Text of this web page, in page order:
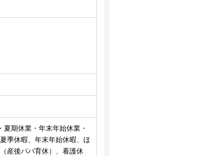
期休業・年末年始休業・
季休暇、年末年始休暇、ほ
産後パパ育休）、看護休